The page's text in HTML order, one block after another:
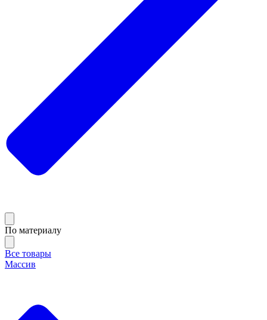
По материалу
Все товары
Массив